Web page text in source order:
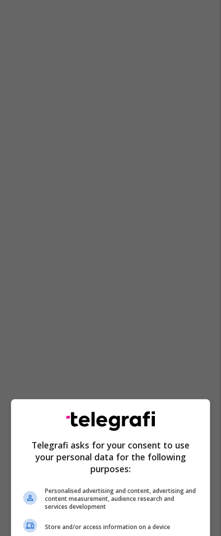
Telegrafi asks for your consent to use
your personal data for the following
purposes:
Personalised advertising and content, advertising and
content measurement, audience research and
services development
Store and/or access information on a device